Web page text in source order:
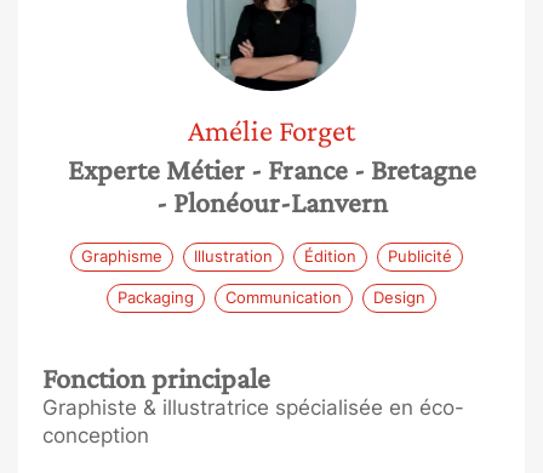
Amélie Forget
Experte Métier - France - Bretagne
- Plonéour-Lanvern
Graphisme Illustration Édition Publicité
Packaging Communication Design
Fonction principale
Graphiste & illustratrice spécialisée en éco-
conception